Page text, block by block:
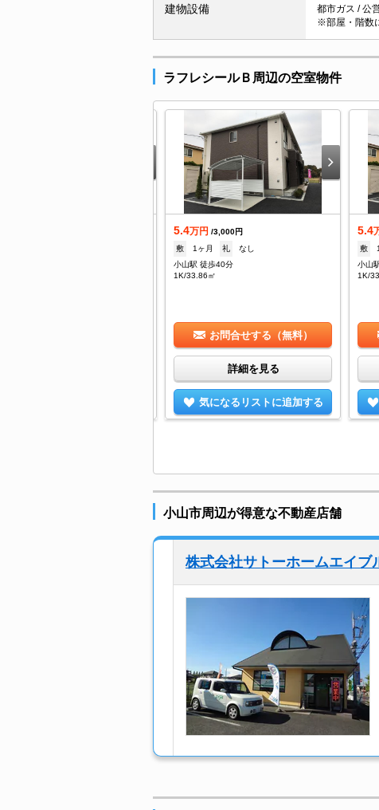
建物設備
都市ガス / 公
※部屋・階数
ラフレシールＢ周辺の空室物件
5.4万円 /3,000円
敷
1ヶ月 礼
なし
小山駅 徒歩40分
1K/33.86㎡
お問合せする（無料）
詳細を見る
気になるリストに追加する
5.4
敷
小山
1K/
小山市周辺が得意な不動産店舗
株式会社サトーホームエイブ